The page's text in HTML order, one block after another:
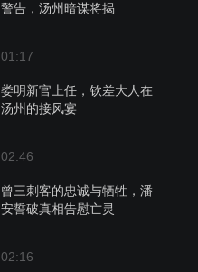
警告，汤州暗谋将揭
01:17
娄明新官上任，钦差大人在
汤州的接风宴
02:46
曾三刺客的忠诚与牺牲，潘
安誓破真相告慰亡灵
02:16